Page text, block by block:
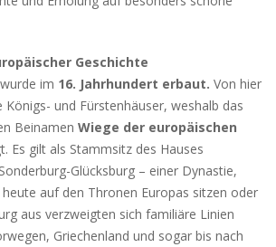
Geschichte
im 16. Jahrhundert erbaut. Von hier
und Fürstenhäuser, weshalb das
Beinamen Wiege der europäischen
Es gilt als Stammsitz des Hauses
Glücksburg – einer Dynastie,
auf den Thronen Europas sitzen oder
aus verzweigten sich familiäre Linien
Griechenland und sogar bis nach